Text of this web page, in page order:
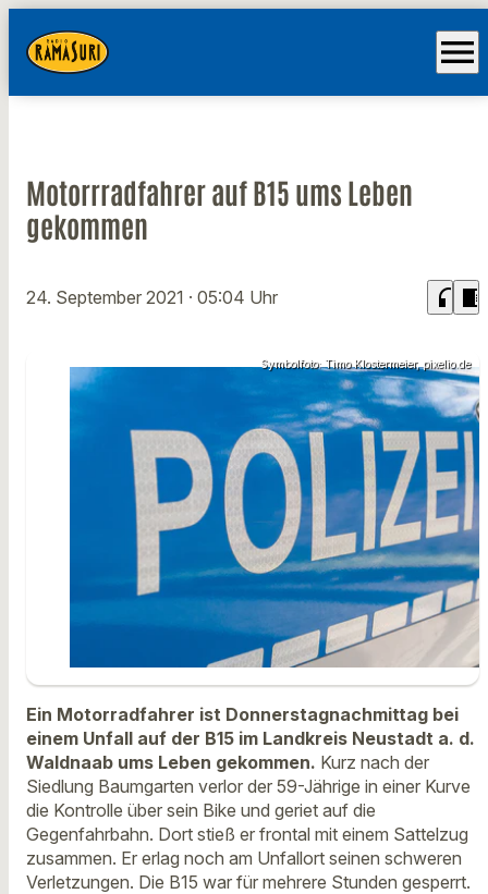
menu
Motorrradfahrer auf B15 ums Leben
gekommen
24. September 2021 · 05:04 Uhr headphones chrome_reader_mode
Symbolfoto: Timo Klostermeier, pixelio.de
Ein Motorradfahrer ist Donnerstagnachmittag bei
einem Unfall auf der B15 im Landkreis Neustadt a. d.
Waldnaab ums Leben gekommen. Kurz nach der
Siedlung Baumgarten verlor der 59-Jährige in einer Kurve
die Kontrolle über sein Bike und geriet auf die
Gegenfahrbahn. Dort stieß er frontal mit einem Sattelzug
zusammen. Er erlag noch am Unfallort seinen schweren
Verletzungen. Die B15 war für mehrere Stunden gesperrt.